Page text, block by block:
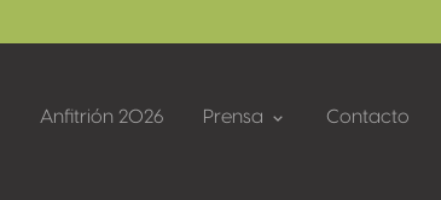
Anfitrión 2026 Prensa Contacto